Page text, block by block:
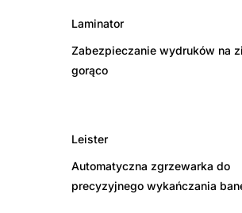
Laminator
Zabezpieczanie wydruków na
gorąco
Leister
Automatyczna zgrzewarka do
precyzyjnego wykańczania